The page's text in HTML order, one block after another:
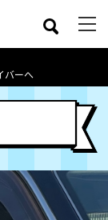
バーへ